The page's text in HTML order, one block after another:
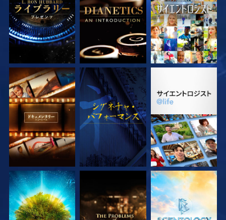
シリーズを探求 観る シリーズを探求
シリーズを探求 シリーズを探求 シリーズを探求